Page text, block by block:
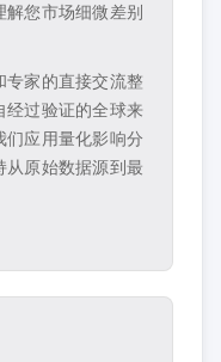
您市场细微差别
家的直接交流整
经过验证的全球来
应用量化影响分
原始数据源到最